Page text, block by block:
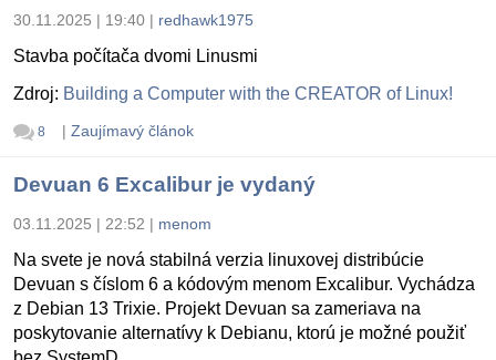
30.11.2025 | 19:40 | redhawk1975
Stavba počítača dvomi Linusmi
Zdroj: Building a Computer with the CREATOR of Linux!
8 | Zaujímavý článok
Devuan 6 Excalibur je vydaný
03.11.2025 | 22:52 | menom
Na svete je nová stabilná verzia linuxovej distribúcie
Devuan s číslom 6 a kódovým menom Excalibur. Vychádza
z Debian 13 Trixie. Projekt Devuan sa zameriava na
poskytovanie alternatívy k Debianu, ktorú je možné použiť